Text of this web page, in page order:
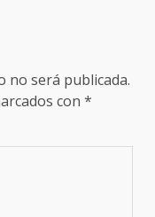
no será publicada.
con *